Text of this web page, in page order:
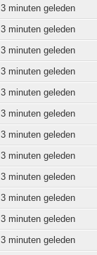
3 minuten geleden
3 minuten geleden
3 minuten geleden
3 minuten geleden
3 minuten geleden
3 minuten geleden
3 minuten geleden
3 minuten geleden
3 minuten geleden
3 minuten geleden
3 minuten geleden
3 minuten geleden